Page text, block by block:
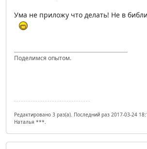
Ума не приложу что делать! Не в
Поделимся опытом.
Редактировано 3 раз(а). Последний раз 2017-03-24
Наталья ***.